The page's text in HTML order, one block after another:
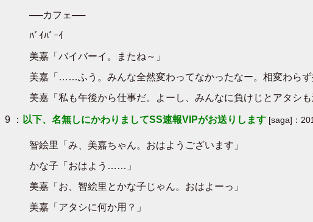
──カフェ──
ﾊﾞｲﾊﾞｰｲ
美嘉「バイバーイ。またね～」
美嘉「……ふう。みんな全然変わってなかったなー。相変わらず
美嘉「私も午後から仕事だ。よーし、みんなに負けじとアタシ
9 ： 以下、名無しにかわりましてSS速報VIPがお送りします [saga]：
智絵里「み、美嘉ちゃん。おはようございます」
かな子「おはよう……」
美嘉「お、智絵里とかな子じゃん。おはよーっ」
美嘉「アタシに何か用？」